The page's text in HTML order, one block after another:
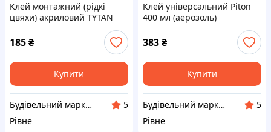
Клей монтажний (рідкі
цвяхи) акриловий TYTAN
Professional Декор Експрес
310 мл білий
185₴
Купити
Будівельний маркет Маяк
5
Рівне
Клей універсальний Piton
400 мл (аерозоль)
383₴
Купити
Будівельний маркет Маяк
5
Рівне